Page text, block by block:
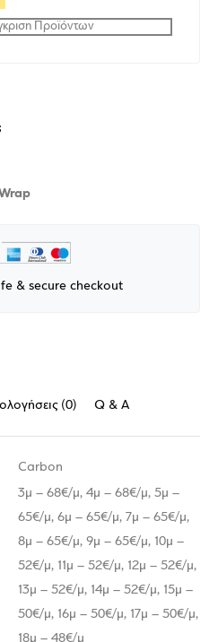
Προϊόντων
& secure checkout
(0) Q & A
Carbon
3μ – 68€/μ, 4μ – 68€/μ, 5μ –
65€/μ, 6μ – 65€/μ, 7μ – 65€/μ,
8μ – 65€/μ, 9μ – 65€/μ, 10μ –
52€/μ, 11μ – 52€/μ, 12μ – 52€/μ,
13μ – 52€/μ, 14μ – 52€/μ, 15μ –
50€/μ, 16μ – 50€/μ, 17μ – 50€/μ,
18μ – 48€/μ